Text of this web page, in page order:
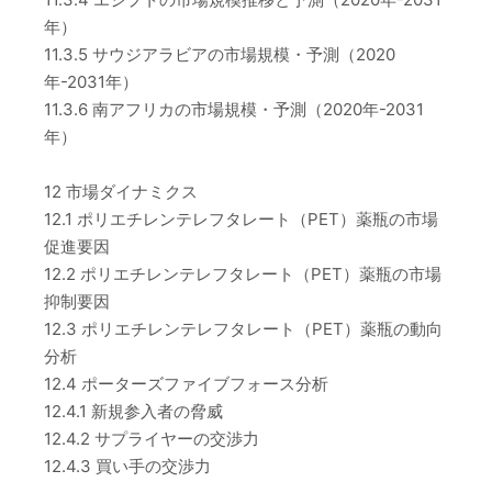
年）
11.3.5 サウジアラビアの市場規模・予測（2020
年-2031年）
11.3.6 南アフリカの市場規模・予測（2020年-2031
年）
12 市場ダイナミクス
12.1 ポリエチレンテレフタレート（PET）薬瓶の市場
促進要因
12.2 ポリエチレンテレフタレート（PET）薬瓶の市場
抑制要因
12.3 ポリエチレンテレフタレート（PET）薬瓶の動向
分析
12.4 ポーターズファイブフォース分析
12.4.1 新規参入者の脅威
12.4.2 サプライヤーの交渉力
12.4.3 買い手の交渉力